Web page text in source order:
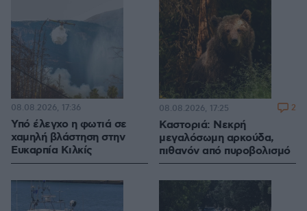
Υπό έλεγχο η φωτιά σε
χαμηλή βλάστηση στην
Ευκαρπία Κιλκίς
08.08.2026, 17:36
Καστοριά: Νεκρή
μεγαλόσωμη αρκούδα,
πιθανόν από πυροβολισμό
08.08.2026, 17:25 2